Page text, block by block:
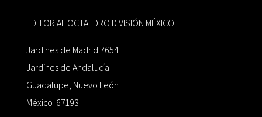
EDITORIAL OCTAEDRO DIVISIÓN MÉXICO
Jardines de Madrid 7654
Jardines de Andalucía
Guadalupe, Nuevo León
México 67193